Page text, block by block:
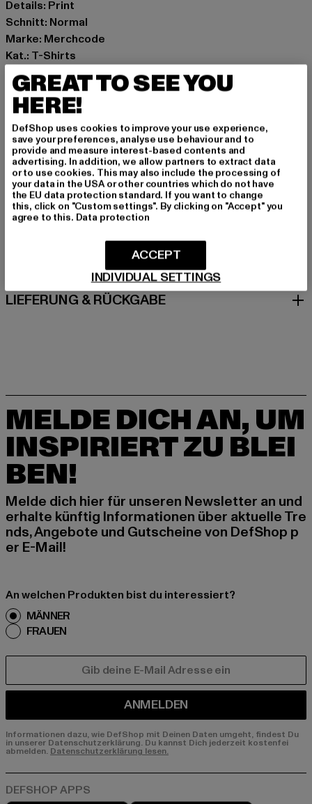
Details: Print
Schnitt: Normal
Marke: Merchcode
Kat.: T-Shirts
Farbe: rosa
Hersteller Farbe: pink
Materialzusammensetzung: 100% Baumwolle
Art.Nr: MP5012556-00185
Hersteller: TB International GmbH |info@tbint.de
Dr.-Robert-Murjahn-Straße 7 | 64372 Ober-Ramstadt |
DE
GRÖSSE & PASSFORM
PFLEGEHINWEISE
LIEFERUNG & RÜCKGABE
MELDE DICH AN, UM
INSPIRIERT ZU BLEI
BEN!
Melde dich hier für unseren Newsletter an und
erhalte künftig Informationen über aktuelle Tre
nds, Angebote und Gutscheine von DefShop p
er E-Mail!
An welchen Produkten bist du interessiert?
MÄNNER
FRAUEN
ANMELDEN
Informationen dazu, wie DefShop mit Deinen Daten umgeht, findest Du
in unserer Datenschutzerklärung. Du kannst Dich jederzeit kostenfei
abmelden. Datenschutzerklärung lesen.
GREAT TO SEE YOU
HERE!
DefShop uses cookies to improve your use experience,
save your preferences, analyse use behaviour and to
provide and measure interest-based contents and
advertising. In addition, we allow partners to extract data
or to use cookies. This may also include the processing of
your data in the USA or other countries which do not have
the EU data protection standard. If you want to change
this, click on "Custom settings". By clicking on "Accept" you
agree to this. Data protection
INDIVIDUAL SETTINGS
ACCEPT